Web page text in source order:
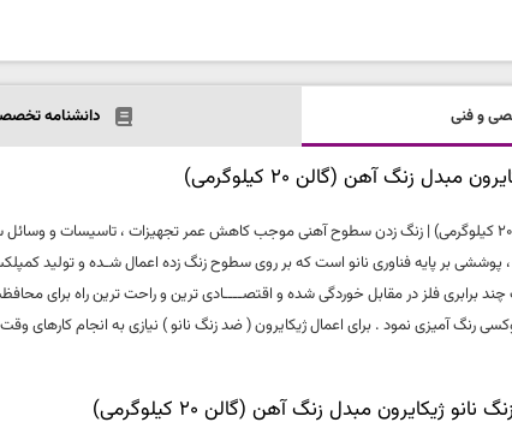
و فنی دانشنامه
ضد زنگ نانو ژیکایرون مبدل زنگ آهن (گالن 20 کیلوگرمی) | زنگ زدن سطوح آهنی موجب کاهش عمر
پوششی بر پایه فناوری نانو است که بر روی سطوح زنگ زده اعمال شـده و تولید
برابری فلز در مقابل خوردگی شده و اقتصــــادی ترین و راحت ترین راه برای
رنگ آمیزی نمود . برای اعمال ژیکایرون ( ضد زنگ نانو ) نیازی به انجام
مبدل زنگ آهن (گالن 20 کیلوگرمی)